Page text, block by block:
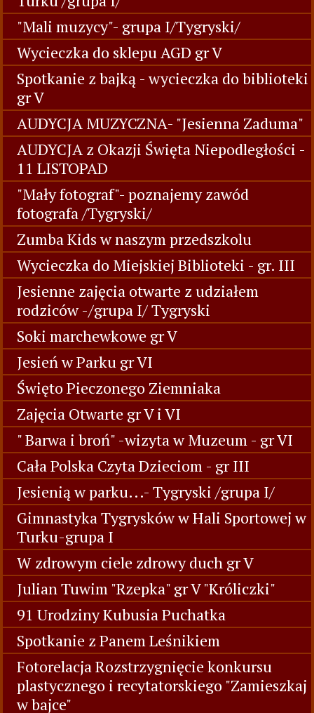
"Mali muzycy"- grupa I/Tygryski/
Wycieczka do sklepu AGD gr V
Spotkanie z bajką - wycieczka do biblioteki
gr V
AUDYCJA MUZYCZNA- "Jesienna Zaduma"
AUDYCJA z Okazji Święta Niepodległości -
11 LISTOPAD
"Mały fotograf"- poznajemy zawód
fotografa /Tygryski/
Zumba Kids w naszym przedszkolu
Wycieczka do Miejskiej Biblioteki - gr. III
Jesienne zajęcia otwarte z udziałem
rodziców -/grupa I/ Tygryski
Soki marchewkowe gr V
Jesień w Parku gr VI
Święto Pieczonego Ziemniaka
Zajęcia Otwarte gr V i VI
" Barwa i broń" -wizyta w Muzeum - gr VI
Cała Polska Czyta Dzieciom - gr III
Jesienią w parku...- Tygryski /grupa I/
Gimnastyka Tygrysków w Hali Sportowej w
Turku-grupa I
W zdrowym ciele zdrowy duch gr V
Julian Tuwim "Rzepka" gr V "Króliczki"
91 Urodziny Kubusia Puchatka
Spotkanie z Panem Leśnikiem
Fotorelacja Rozstrzygnięcie konkursu
plastycznego i recytatorskiego "Zamieszkaj
w bajce"